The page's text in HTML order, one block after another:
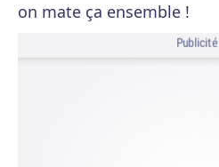
on mate ça ensemble !
Publicité